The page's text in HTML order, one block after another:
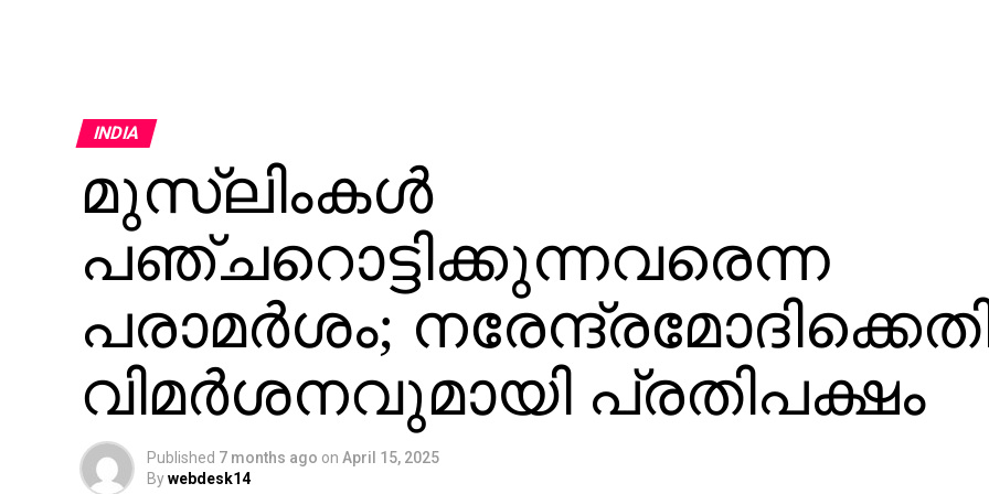
INDIA
മുസ്‌ലിംകള്‍
പഞ്ചറൊട്ടിക്കുന്നവരെന്ന
പരാമര്‍ശം;
വിമര്‍ശനവുമായി പ്രതിപക്ഷം
Published 7 months ago on April 15, 2025
Bywebdesk14